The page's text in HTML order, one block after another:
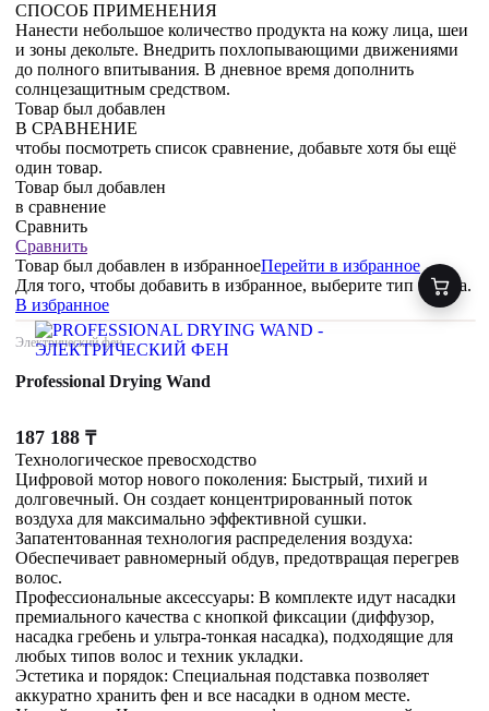
СПОСОБ ПРИМЕНЕНИЯ
Нанести небольшое количество продукта на кожу лица, шеи
и зоны декольте. Внедрить похлопывающими движениями
до полного впитывания. В дневное время дополнить
солнцезащитным средством.
Товар был добавлен
В СРАВНЕНИЕ
чтобы посмотреть список сравнение, добавьте хотя бы ещё
один товар.
Товар был добавлен
в сравнение
Сравнить
Сравнить
Товар был добавлен в избранноеПерейти в избранное
Для того, чтобы добавить в избранное, выберите тип товара.
В избранное
Электрический фен
Professional Drying Wand
187 188 ₸
Технологическое превосходство
Цифровой мотор нового поколения: Быстрый, тихий и
долговечный. Он создает концентрированный поток
воздуха для максимально эффективной сушки.
Запатентованная технология распределения воздуха:
Обеспечивает равномерный обдув, предотвращая перегрев
волос.
Профессиональные аксессуары: В комплекте идут насадки
премиального качества с кнопкой фиксации (диффузор,
насадка гребень и ультра-тонкая насадка), подходящие для
любых типов волос и техник укладки.
Эстетика и порядок: Специальная подставка позволяет
аккуратно хранить фен и все насадки в одном месте.